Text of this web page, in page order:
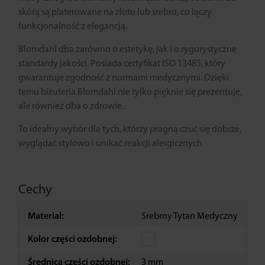
skórą są platerowane na złoto lub srebro, co łączy
funkcjonalność z elegancją.
Blomdahl dba zarówno o estetykę, jak i o rygorystyczne
standardy jakości. Posiada certyfikat ISO 13485, który
gwarantuje zgodność z normami medycznymi. Dzięki
temu biżuteria Blomdahl nie tylko pięknie się prezentuje,
ale również dba o zdrowie.
To idealny wybór dla tych, którzy pragną czuć się dobrze,
wyglądać stylowo i unikać reakcji alergicznych
Cechy
Materiał: Srebrny Tytan Medyczny
Kolor części ozdobnej:
Średnica części ozdobnej: 3 mm